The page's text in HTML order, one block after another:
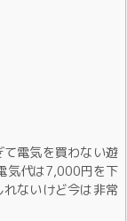
電気を買わない遊
気代は7,000円を下
ないけど今は非常